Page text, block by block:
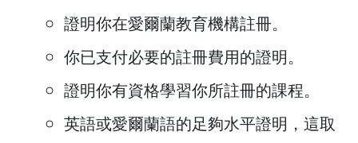
證明你在愛爾蘭教育機構註冊。
你已支付必要的註冊費用的證明。
證明你有資格學習你所註冊的課程。
英語或愛爾蘭語的足夠水平證明，這取